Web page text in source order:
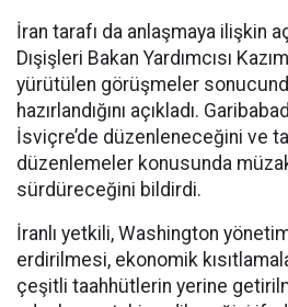
İran tarafı da anlaşmaya ilişkin
Dışişleri Bakan Yardımcısı
yürütülen görüşmeler
hazırlandığını açıkladı.
İsviçre’de düzenleneceğini ve
düzenlemeler konusunda
sürdüreceğini bildirdi.
İranlı yetkili, Washington
erdirilmesi, ekonomik
çeşitli taahhütlerin yerine